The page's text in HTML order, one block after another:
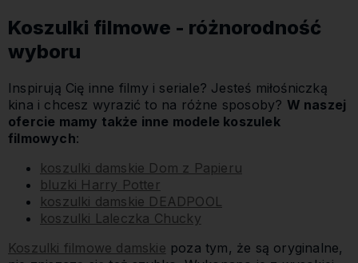
Koszulki filmowe - różnorodność
wyboru
Inspirują Cię inne filmy i seriale? Jesteś miłośniczką
kina i chcesz wyrazić to na różne sposoby? W naszej
ofercie mamy także inne modele koszulek
filmowych:
koszulki damskie Dom z Papieru
bluzki Harry Potter
koszulki damskie DEADPOOL
koszulki Laleczka Chucky
Koszulki filmowe damskie poza tym, że są oryginalne,